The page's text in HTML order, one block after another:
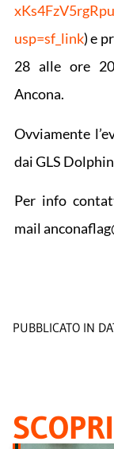
usp=sf_link) e
28 alle ore
Ancona.
Ovviamente
dai GLS
Per info
mail
PUBBLICATO IN